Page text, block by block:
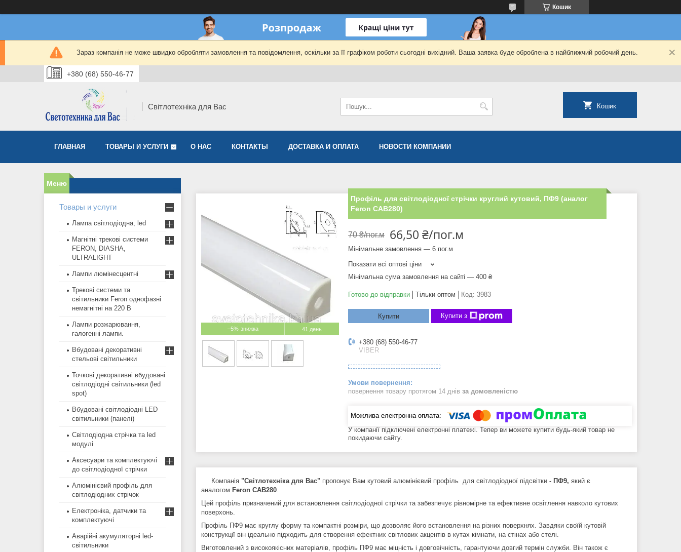
Кошик
Зараз компанія не може швидко обробляти замовлення та повідомлення, оскільки за її графіком роботи сьогодні вихідний. Ваша заявка буде оброблена в найближчий робочий день.
+380 (68) 550-46-77
Світлотехніка для Вас Кошик
ГЛАВНАЯ ТОВАРЫ И УСЛУГИ О НАС КОНТАКТЫ ДОСТАВКА И ОПЛАТА НОВОСТИ КОМПАНИИ
–5% 41 день
Профіль для світлодіодної стрічки круглий кутовий, ПФ9 (аналог
Feron CAB280)
70 ₴/пог.м 66,50 ₴/пог.м
Мінімальне замовлення — 6 пог.м
Показати всі оптові ціни
Мінімальна сума замовлення на сайті — 400 ₴
Готово до відправки Тільки оптом Код: 3983
Купити Купити з
+380 (68) 550-46-77
VIBER
повернення товару протягом 14 днів за домовленістю
У компанії підключені електронні платежі. Тепер ви можете купити будь-який товар не
покидаючи сайту.
Компанія "Світлотехніка для Вас" пропонує Вам кутовий алюмінієвий профіль для світлодіодної підсвітки - ПФ9, який є
аналогом Feron CAB280
Цей профіль призначений для встановлення світлодіодної стрічки та забезпечує рівномірне та ефективне освітлення навколо кутових
поверхонь.
Профіль ПФ9 має круглу форму та компактні розміри, що дозволяє його встановлення на різних поверхнях. Завдяки своїй кутовій
конструкції він ідеально підходить для створення ефектних світлових акцентів в кутах кімнати, на стінах або стелі.
Виготовлений з високоякісних матеріалів, профіль ПФ9 має міцність і довговічність, гарантуючи довгий термін служби. Він також є
Товары и услуги
Лампа світлодіодна, led
Магнітні трекові системи
FERON, DIASHA,
ULTRALIGHT
Лампи люмінесцентні
Трекові системи та
світильники Feron однофазні
немагнітні на 220 В
Лампи розжарювання,
галогенні лампи.
Вбудовані декоративні
стельові світильники
Точкові декоративні вбудовані
світлодіодні світильники (led
spot)
Вбудовані світлодіодні LED
світильники (панелі)
Світлодіодна стрічка та led
модулі
Аксесуари та комплектуючі
до світлодіодної стрічки
Алюмінієвий профіль для
світлодіодних стрічок
Електроніка, датчики та
комплектуючі
Аварійні акумуляторні led-
світильники